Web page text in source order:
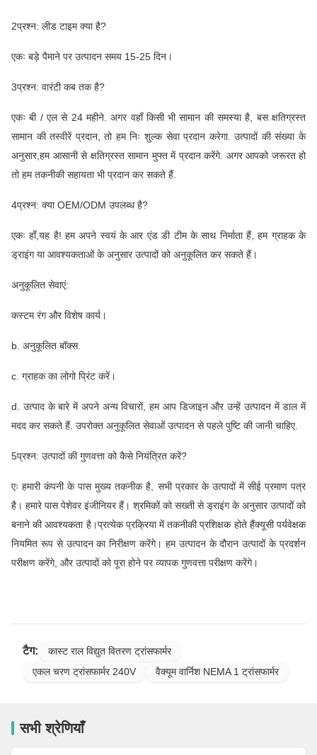
2प्रश्न: लीड टाइम क्या है?
एकः बड़े पैमाने पर उत्पादन समय 15-25 दिन।
3प्रश्न: वारंटी कब तक है?
एकः बी / एल से 24 महीने. अगर वहाँ किसी भी सामान की समस्या है, बस क्षतिग्रस्त
सामान की तस्वीरें प्रदान, तो हम निः शुल्क सेवा प्रदान करेगा. उत्पादों की संख्या के
अनुसार,हम आसानी से क्षतिग्रस्त सामान मुफ्त में प्रदान करेंगे. अगर आपको जरूरत हो
तो हम तकनीकी सहायता भी प्रदान कर सकते हैं.
4प्रश्न: क्या OEM/ODM उपलब्ध है?
एकः हाँ,यह है! हम अपने स्वयं के आर एंड डी टीम के साथ निर्माता हैं, हम ग्राहक के
ड्राइंग या आवश्यकताओं के अनुसार उत्पादों को अनुकूलित कर सकते हैं।
अनुकूलित सेवाएं:
कस्टम रंग और विशेष कार्य।
b. अनुकूलित बॉक्स.
c. ग्राहक का लोगो प्रिंट करें।
d. उत्पाद के बारे में अपने अन्य विचारों, हम आप डिजाइन और उन्हें उत्पादन में डाल में
मदद कर सकते हैं. उपरोक्त अनुकूलित सेवाओं उत्पादन से पहले पुष्टि की जानी चाहिए.
5प्रश्न: उत्पादों की गुणवत्ता को कैसे नियंत्रित करें?
एः हमारी कंपनी के पास मुख्य तकनीक है, सभी प्रकार के उत्पादों में सीई प्रमाण पत्र
है। हमारे पास पेशेवर इंजीनियर हैं। श्रमिकों को सख्ती से ड्राइंग के अनुसार उत्पादों को
बनाने की आवश्यकता है।प्रत्येक प्रक्रिया में तकनीकी प्रशिक्षक होते हैंक्यूसी पर्यवेक्षक
नियमित रूप से उत्पादन का निरीक्षण करेंगे। हम उत्पादन के दौरान उत्पादों के प्रदर्शन
परीक्षण करेंगे, और उत्पादों को पूरा होने पर व्यापक गुणवत्ता परीक्षण करेंगे।
टैग:
कास्ट राल विद्युत वितरण ट्रांसफार्मर
एकल चरण ट्रांसफार्मर 240V
वैक्यूम वार्निश NEMA 1 ट्रांसफार्मर
सभी श्रेणियाँ